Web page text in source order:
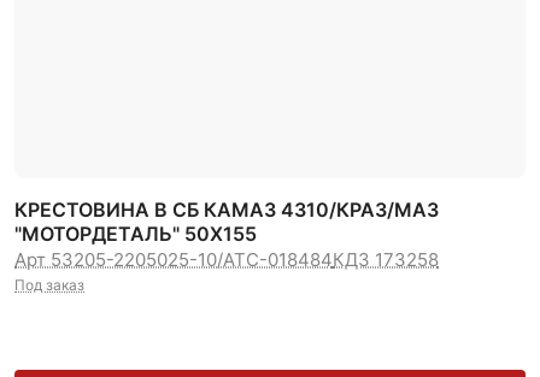
КРЕСТОВИНА В СБ КАМАЗ 4310/КРАЗ/МАЗ
"МОТОРДЕТАЛЬ" 50Х155
Арт 53205-2205025-10/ATC-018484КДЗ 173258
Под заказ